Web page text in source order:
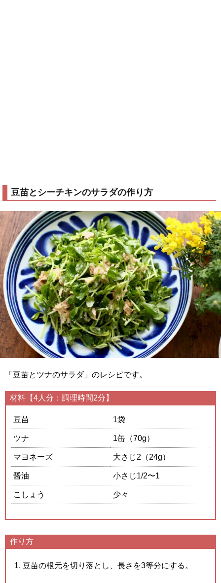
豆苗とシーチキンのサラダの作り方
「豆苗とツナのサラダ」のレシピです。
材料【4人分：調理時間2分】
豆苗 1袋
ツナ 1缶（70g）
マヨネーズ 大さじ2（24g）
醤油 小さじ1/2〜1
こしょう 少々
作り方
豆苗の根元を切り落とし、長さを3等分にする。